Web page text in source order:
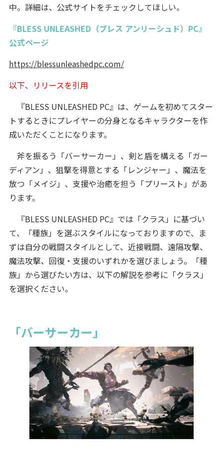
中。詳細は、公式サイトをチェックしてほしい。
『BLESS UNLEASHED（ブレス アンリーシュド）PC』
公式ページ
https://blessunleashedpc.com/
以下、リリースを引用
『BLESS UNLEASHED PC』は、ゲームを初めてスター
トするときにプレイヤーの分身となるキャラクターを作
成いただくことになります。
斧を振るう「バーサーカー」、剣と盾を構える「ガー
ディアン」、狙撃を得意とする「レンジャー」、魔法を
放つ「メイジ」、支援や治癒を担う「プリースト」があ
ります。
『BLESS UNLEASHED PC』では「クラス」に基づい
て、「種族」を選ぶスタイルになっておりますので、ま
ずは自分の戦闘スタイルとして、近接戦闘、遠隔攻撃、
魔法攻撃、回復・支援のいずれかを選びましょう。「種
族」から選びたい方は、以下の解説を参考に「クラス」
を選択ください。
「バーサーカー」